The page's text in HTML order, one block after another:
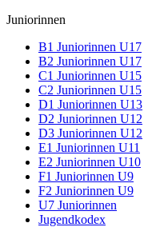
Juniorinnen
B1 Juniorinnen U17
B2 Juniorinnen U17
C1 Juniorinnen U15
C2 Juniorinnen U15
D1 Juniorinnen U13
D2 Juniorinnen U12
D3 Juniorinnen U12
E1 Juniorinnen U11
E2 Juniorinnen U10
F1 Juniorinnen U9
F2 Juniorinnen U9
U7 Juniorinnen
Jugendkodex